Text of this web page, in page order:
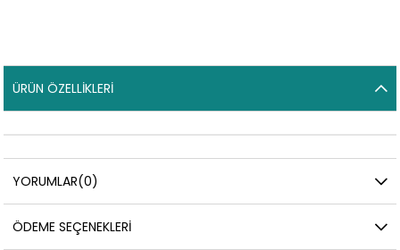
ÜRÜN ÖZELLIKLERI
YORUMLAR(0)
ÖDEME SEÇENEKLERI